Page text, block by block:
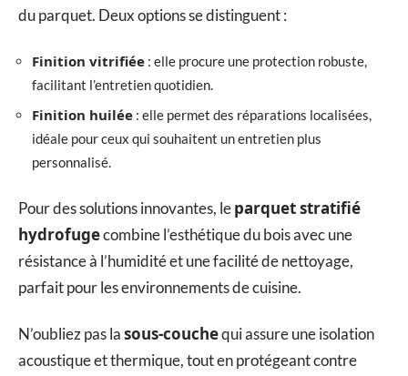
du parquet. Deux options se distinguent :
Finition vitrifiée : elle procure une protection robuste,
facilitant l’entretien quotidien.
Finition huilée : elle permet des réparations localisées,
idéale pour ceux qui souhaitent un entretien plus
personnalisé.
Pour des solutions innovantes, leparquet stratifié
hydrofugecombine l’esthétique du bois avec une
résistance à l’humidité et une facilité de nettoyage,
parfait pour les environnements de cuisine.
N’oubliez pas lasous-couchequi assure une isolation
acoustique et thermique, tout en protégeant contre